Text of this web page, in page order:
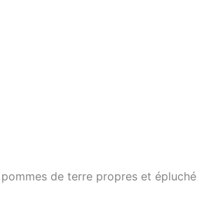
de terre propres et